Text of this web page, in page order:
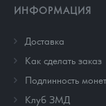
ИНФОРМАЦИЯ
Доставка
Как сделать заказ
Подлинность монет
Клуб ЗМД